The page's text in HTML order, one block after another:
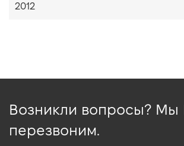
2012
Возникли вопросы? Мы
перезвоним.